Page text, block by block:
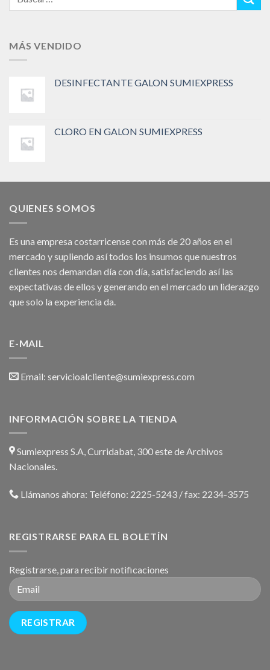
MÁS VENDIDO
DESINFECTANTE GALON SUMIEXPRESS
CLORO EN GALON SUMIEXPRESS
QUIENES SOMOS
Es una empresa costarricense con más de 20 años en el
mercado y supliendo así todos los insumos que nuestros
clientes nos demandan día con día, satisfaciendo así las
expectativas de ellos y generando en el mercado un liderazgo
que solo la experiencia da.
E-MAIL
Email: servicioalcliente@sumiexpress.com
INFORMACIÓN SOBRE LA TIENDA
Sumiexpress S.A, Curridabat, 300 este de Archivos
Nacionales.
Llámanos ahora: Teléfono: 2225-5243 / fax: 2234-3575
REGISTRARSE PARA EL BOLETÍN
Registrarse, para recibir notificaciones